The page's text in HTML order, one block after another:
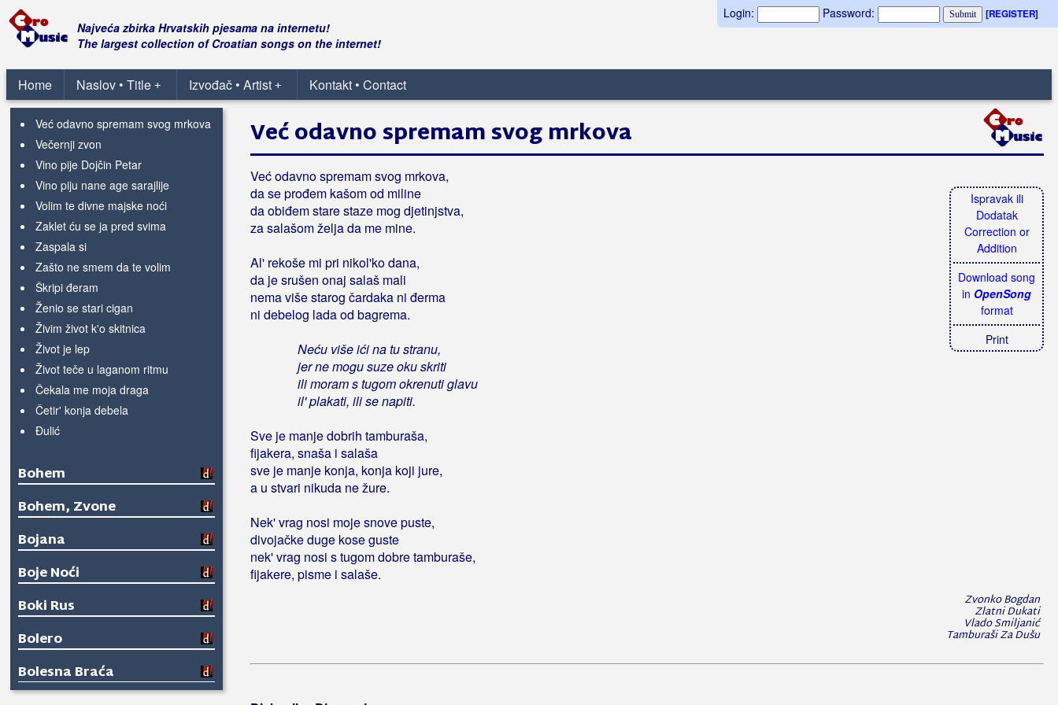
Login: Password: [REGISTER]
Najveća zbirka Hrvatskih pjesama na internetu!
The largest collection of Croatian songs on the internet!
Home +
Naslov • Title +
Izvođač • Artist Kontakt • Contact
Ti bi htela pesmom da ti kažem
Tijo, noći
U tem Somboru
Ubava curo garava
Već odavno spremam svog mrkova
Večernji zvon
Vino pije Dojčin Petar
Vino piju nane age sarajlije
Volim te divne majske noći
Zaklet ću se ja pred svima
Zaspala si
Zašto ne smem da te volim
Škripi đeram
Ženio se stari cigan
Živim život k'o skitnica
Život je lep
Život teče u laganom ritmu
Čekala me moja draga
Četir' konja debela
Đulić
Bohem
Bohem, Zvone
Bojana
Boje Noći
Boki Rus
Bolero
Bolesna Braća
Ispravak ili
Dodatak
Correction or
Addition
Download song
in OpenSong
format
Print
Već odavno spremam svog mrkova
Već odavno spremam svog mrkova,
da se prođem kašom od miline
da obiđem stare staze mog djetinjstva,
za salašom želja da me mine.
Al' rekoše mi pri nikol'ko dana,
da je srušen onaj salaš mali
nema više starog čardaka ni đerma
ni debelog lada od bagrema.
Neću više ići na tu stranu,
jer ne mogu suze oku skriti
ili moram s tugom okrenuti glavu
il' plakati, ili se napiti.
Sve je manje dobrih tamburaša,
fijakera, snaša i salaša
sve je manje konja, konja koji jure,
a u stvari nikuda ne žure.
Nek' vrag nosi moje snove puste,
divojačke duge kose guste
nek' vrag nosi s tugom dobre tamburaše,
fijakere, pisme i salaše.
Zvonko Bogdan
Zlatni Dukati
Vlado Smiljanić
Tamburaši Za Dušu